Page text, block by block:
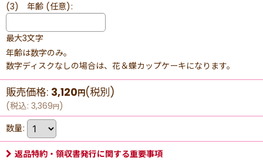
(3) 年齢 (任意):
最大3文字
年齢は数字のみ。
数字ディスクなしの場合は、花＆蝶カップケーキになります。
販売価格: 3,120円(税別)
(税込: 3,369円)
数量:
返品特約・領収書発行に関する重要事項